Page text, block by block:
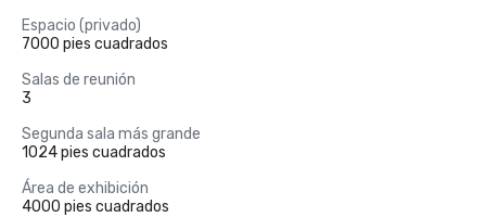
Espacio (privado)
7000 pies cuadrados
Salas de reunión
3
Segunda sala más grande
1024 pies cuadrados
Área de exhibición
4000 pies cuadrados